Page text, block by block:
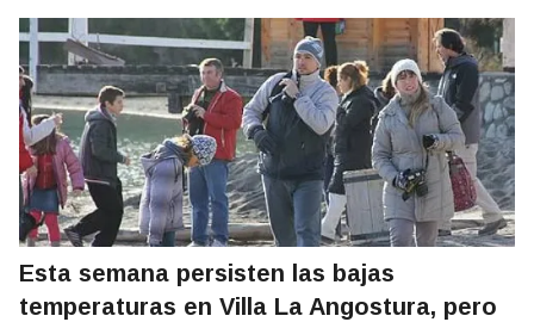
Esta semana persisten las bajas
temperaturas en Villa La Angostura, pero